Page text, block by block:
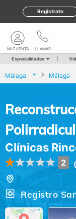
Regístrate
LLAMAR
MI CUENTA
Especialidades
Málaga Málaga
Clínicas
2
Registro